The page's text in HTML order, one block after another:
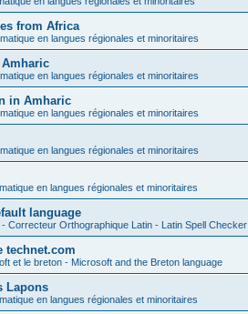
from Africa
en langues régionales et minoritaires
en langues régionales et minoritaires
in Amharic
en langues régionales et minoritaires
en langues régionales et minoritaires
en langues régionales et minoritaires
language
Correcteur Orthographique Latin - Latin Spell Checker
technet.com
et le breton - Microsoft and the Breton language
Lapons
en langues régionales et minoritaires